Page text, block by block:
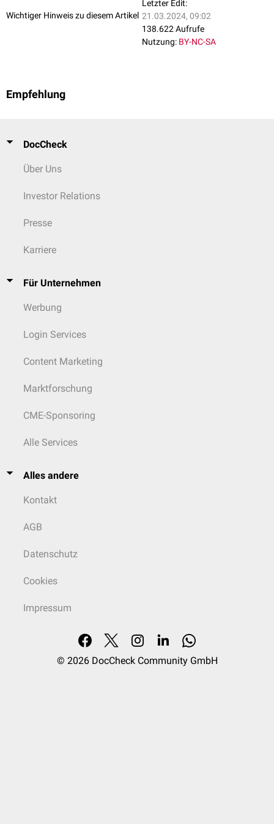
Proteolytische Techniken werden auch in der
Biotechnologie
um beispielsweise die Struktur oder Aminosäuresequenz von Proteinen
Wichtiger Hinweis zu diesem Artikel
Letzter Edit:
21.03.2024, 09:02
138.622 Aufrufe
Nutzung: BY-NC-SA
Empfehlung
DocCheck
Über Uns
Investor Relations
Presse
Karriere
Für Unternehmen
Werbung
Login Services
Content Marketing
Marktforschung
CME-Sponsoring
Alle Services
Alles andere
Kontakt
AGB
Datenschutz
Cookies
Impressum
© 2026 DocCheck Community GmbH